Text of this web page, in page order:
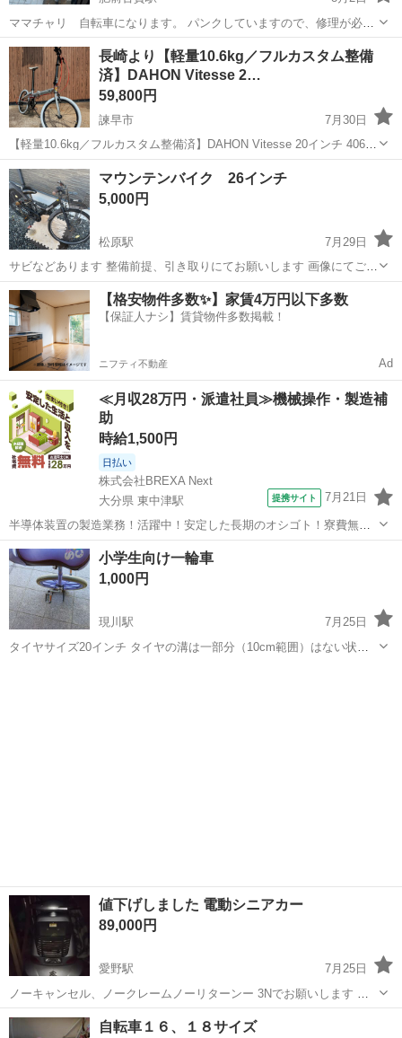
ママチャリ 自転車になります。 パンクしていますので、修理が必要
です。 必要な方､いらっしゃいましたらお譲りします。 引き取り限定
です。 引き渡しは土日となります。
長崎 長崎市 肥前古賀駅 その他
長崎より【軽量10.6kg／フルカスタム整備
済】DAHON Vitesse 2…
59,800円
諫早市
7月30日
【軽量10.6kg／フルカスタム整備済】DAHON Vitesse 20インチ 406
車両確認時、現地にて値引きや追加のカスタムなどサービス可能で
す。 送料別。長崎県からの出品です。現車確認・直接引き取りも歓迎
します。...
長崎 諫早市 折りたたみ自転車
マウンテンバイク 26インチ
5,000円
松原駅
7月29日
サビなどあります 整備前提、引き取りにてお願いします 画像にてご確
認、ご理解よろしくお願いします プラス1000円で防犯登録できます
長崎 大村市 松原駅 マウンテンバイク 26インチ
【格安物件多数✨】家賃4万円以下多数
【保証人ナシ】賃貸物件多数掲載！
ニフティ不動産 Ad
≪月収28万円・派遣社員≫機械操作・製造補
助
時給1,500円
日払い
株式会社BREXA Next
大分県 東中津駅
提携サイト 7月21日
半導体装置の製造業務！活躍中！安定した長期のオシゴト！寮費無料
★赴任旅費会社負担◎20代～40代の男性活躍中★未経験活躍中！高時
給1,500円！《大分県中津市》 人気の工場のお仕事 ◇半導体装置内部
のシート製造◇ ＊クリー...
大分 中津市 東中津駅 その他
小学生向け一輪車
1,000円
現川駅
7月25日
タイヤサイズ20インチ タイヤの溝は一部分（10cm範囲）はない状態
値下げしました 電動シニアカー
89,000円
愛野駅
7月25日
ノーキャンセル、ノークレームノーリターンー 3Nでお願いします 現
状維持渡し 話しの早い人に譲ります 写真は遅くにとったので見ずらく
てすみません
長崎 雲仙市 愛野駅 シニアカー
自転車１６、１８サイズ